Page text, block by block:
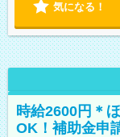
気になる！
時給2600円＊
OK！補助金申